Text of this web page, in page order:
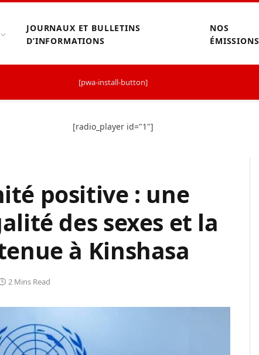
JOURNAUX ET BULLETINS
D’INFORMATIONS
NOS
ÉMISSIONS
[pwa-install-button]
[radio_player id="1"]
positive : une
des sexes et la
à Kinshasa
2 Mins Read